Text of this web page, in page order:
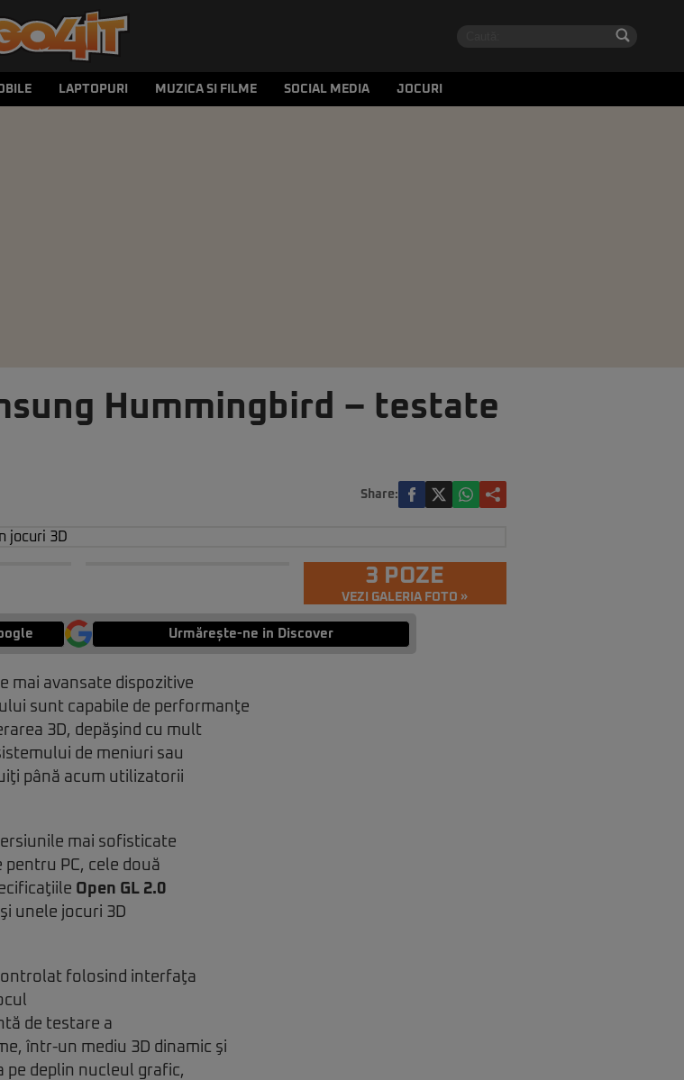
LAPTOPURI MUZICA SI FILME SOCIAL MEDIA JOCURI
Hummingbird – testate
Share:
3 POZE
VEZI GALERIA FOTO »
Urmărește-ne in Discover
mai avansate dispozitive
sunt capabile de performanţe
3D, depăşind cu mult
de meniuri sau
până acum utilizatorii
mai sofisticate
PC, cele două
Open GL 2.0
unele jocuri 3D
folosind interfaţa
de testare a
într-un mediu 3D dinamic şi
deplin nucleul grafic,